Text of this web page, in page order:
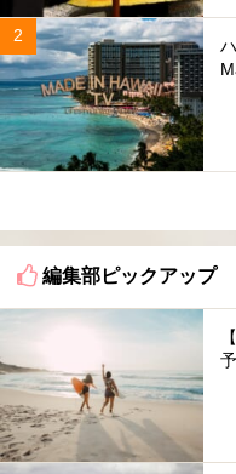
編集部ピックアップ